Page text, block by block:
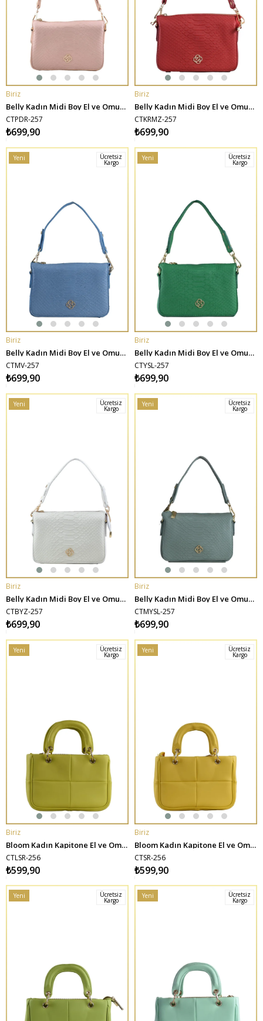
SEPETE EKLE
Biriz
Belly Kadın Midi Boy El ve Omuz Çantası - Pudra
CTPDR-257
₺699,90
SEPETE EKLE
Biriz
Belly Kadın Midi Boy El ve Omuz Çantası - Kırmızı
CTKRMZ-257
₺699,90
SEPETE EKLE
Yeni
Ücretsiz
Kargo
Biriz
Belly Kadın Midi Boy El ve Omuz Çantası - Mavi
CTMV-257
₺699,90
SEPETE EKLE
Yeni
Ücretsiz
Kargo
Biriz
Belly Kadın Midi Boy El ve Omuz Çantası - Yeşil
CTYSL-257
₺699,90
SEPETE EKLE
Yeni
Ücretsiz
Kargo
Biriz
Belly Kadın Midi Boy El ve Omuz Çantası - Beyaz
CTBYZ-257
₺699,90
SEPETE EKLE
Yeni
Ücretsiz
Kargo
Biriz
Belly Kadın Midi Boy El ve Omuz Çantası - Mint Yeşili
CTMYSL-257
₺699,90
SEPETE EKLE
Yeni
Ücretsiz
Kargo
Biriz
Bloom Kadın Kapitone El ve Omuz Çantası - Limon Sarısı
CTLSR-256
₺599,90
SEPETE EKLE
Yeni
Ücretsiz
Kargo
Biriz
Bloom Kadın Kapitone El ve Omuz Çantası - Sarı
CTSR-256
₺599,90
Yeni
Ücretsiz
Kargo
Yeni
Ücretsiz
Kargo